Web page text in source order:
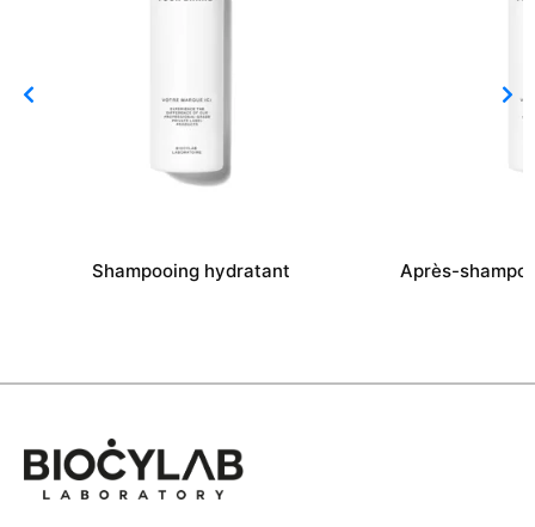
Shampooing hydratant Après-